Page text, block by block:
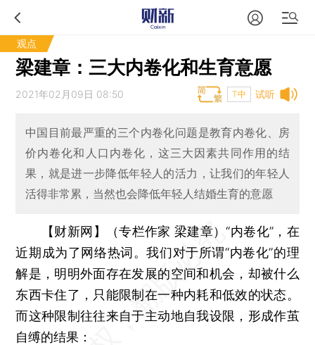
观点
梁建章：三大内卷化和生育意愿
试听
2021年02月09日 08:50 T中
中国目前最严重的三个内卷化问题是教育内卷化、房
价内卷化和人口内卷化，这三大因素共同作用的结
果，就是进一步降低年轻人的活力，让我们的年轻人
活得非常累，当然也会降低年轻人结婚生育的意愿
【财新网】（专栏作家 梁建章）“内卷化”，在
近期成为了网络热词。我们对于所谓“内卷化”的理
解是，明明外面存在发展的空间和机会，却被什么
东西卡住了，只能限制在一种内耗和低效的状态。
而这种限制往往来自于主动地自我设限，形成作茧
自缚的结果：